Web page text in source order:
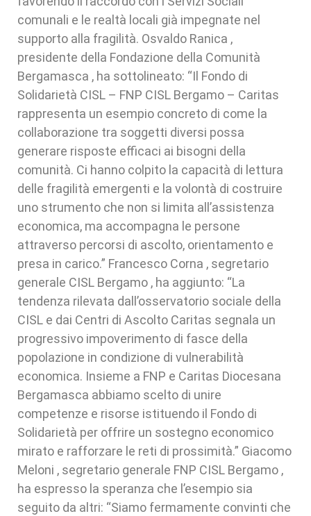
comunali e le realtà locali già impegnate nel
supporto alla fragilità. Osvaldo Ranica ,
presidente della Fondazione della Comunità
Bergamasca , ha sottolineato: “Il Fondo di
Solidarietà CISL – FNP CISL Bergamo – Caritas
rappresenta un esempio concreto di come la
collaborazione tra soggetti diversi possa
generare risposte efficaci ai bisogni della
comunità. Ci hanno colpito la capacità di lettura
delle fragilità emergenti e la volontà di costruire
uno strumento che non si limita all’assistenza
economica, ma accompagna le persone
attraverso percorsi di ascolto, orientamento e
presa in carico.” Francesco Corna , segretario
generale CISL Bergamo , ha aggiunto: “La
tendenza rilevata dall’osservatorio sociale della
CISL e dai Centri di Ascolto Caritas segnala un
progressivo impoverimento di fasce della
popolazione in condizione di vulnerabilità
economica. Insieme a FNP e Caritas Diocesana
Bergamasca abbiamo scelto di unire
competenze e risorse istituendo il Fondo di
Solidarietà per offrire un sostegno economico
mirato e rafforzare le reti di prossimità.” Giacomo
Meloni , segretario generale FNP CISL Bergamo ,
ha espresso la speranza che l’esempio sia
seguito da altri: “Siamo fermamente convinti che